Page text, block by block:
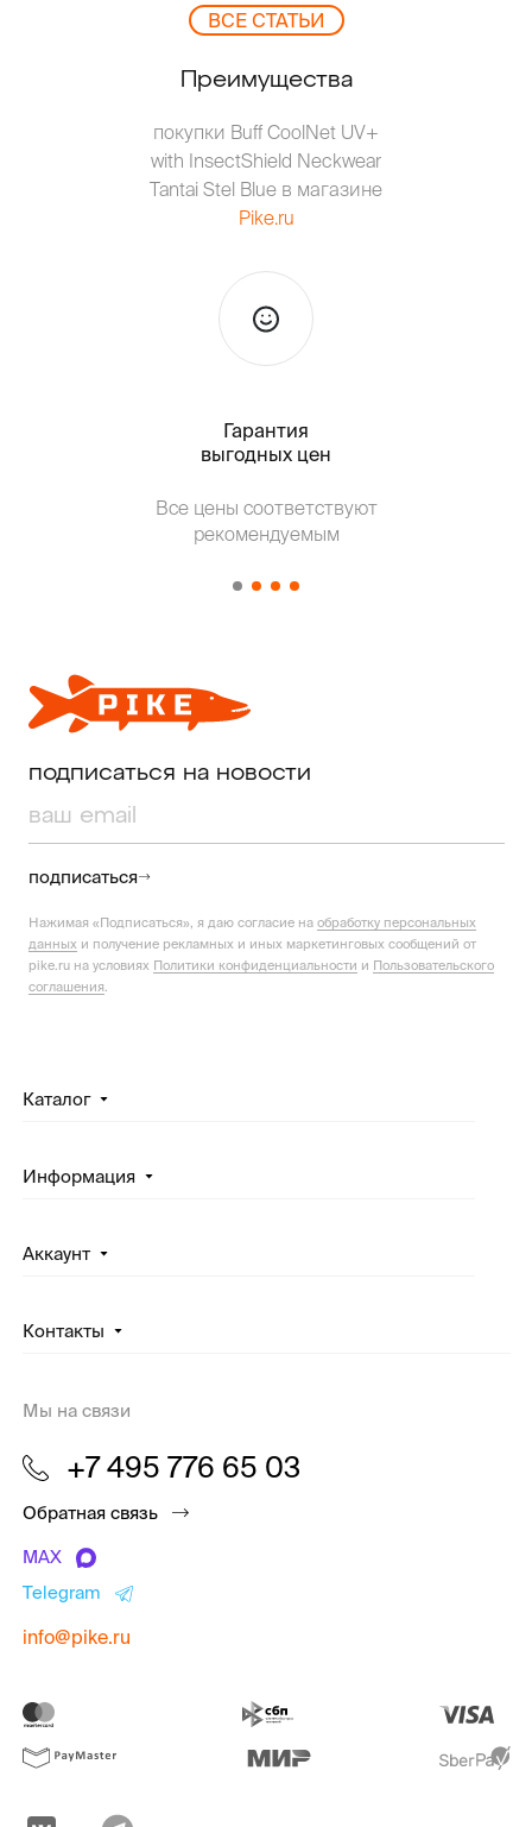
ВCЕ СТАТЬИ
Преимущества
покупки Buff CoolNet UV+
with InsectShield Neckwear
Tantai Stel Blue в магазине
Pike.ru
Гарантия
выгодных цен
Все цены соответствуют
рекомендуемым
подписаться на новости
подписаться
Нажимая «Подписаться», я даю согласие на обработку персональных
данных и получение рекламных и иных маркетинговых сообщений от
pike.ru на условиях Политики конфиденциальности и Пользовательского
соглашения
Каталог
Информация
Аккаунт
Контакты
Мы на связи
+7 495 776 65 03
Обратная связь
MAX
Telegram
info@pike.ru